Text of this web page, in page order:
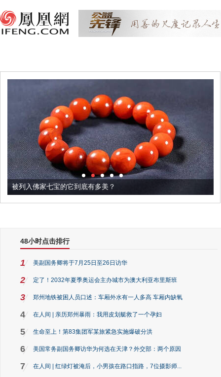
被列入佛家七宝的它到底有多美？
48小时点击排行
1 美副国务卿将于7月25日至26日访华
2 定了！2032年夏季奥运会主办城市为澳大利亚布里斯班
3 郑州地铁被困人员口述：车厢外水有一人多高 车厢内缺氧
4 在人间 | 亲历郑州暴雨：我用皮划艇救了一个孕妇
5 生命至上！第83集团军某旅紧急实施爆破分洪
6 美国常务副国务卿访华为何选在天津？外交部：两个原因
7 在人间 | 红绿灯被淹后，小男孩在路口指路，7位摄影师...